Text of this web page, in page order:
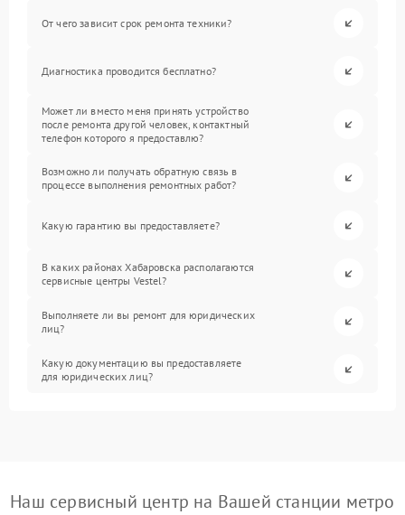
От чего зависит срок ремонта техники?
Диагностика проводится бесплатно?
Может ли вместо меня принять устройство
после ремонта другой человек, контактный
телефон которого я предоставлю?
Возможно ли получать обратную связь в
процессе выполнения ремонтных работ?
Какую гарантию вы предоставляете?
В каких районах Хабаровска располагаются
сервисные центры Vestel?
Выполняете ли вы ремонт для юридических
лиц?
Какую документацию вы предоставляете
для юридических лиц?
Наш сервисный центр на Вашей станции метро